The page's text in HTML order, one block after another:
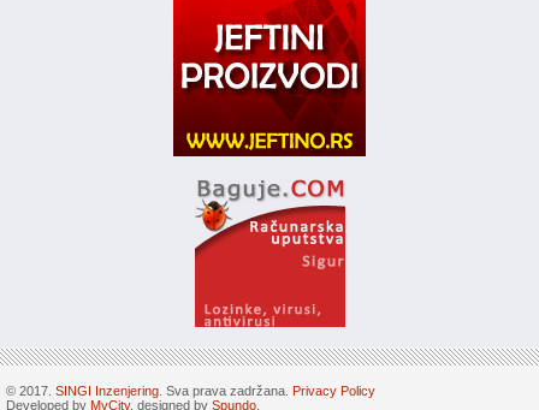
© 2017. SINGI Inzenjering . Sva prava zadržana. Privacy Policy
Developed by MyCity, designed by Spundo